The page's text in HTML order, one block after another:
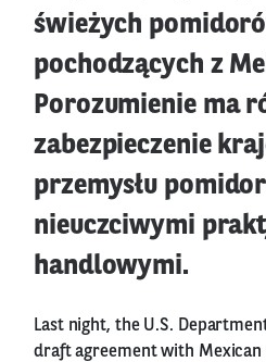
świeżych
pochodzących z
Porozumienie ma
zabezpieczenie
przemysłu
nieuczciwymi
handlowymi.
Last night, the U.S.
draft agreement with